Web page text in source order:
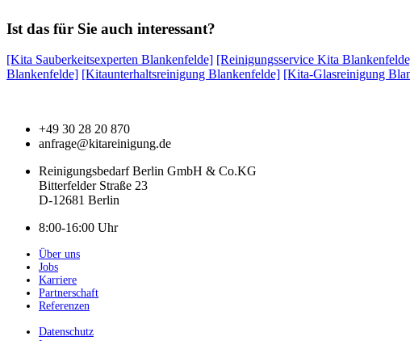
Ist das für Sie auch interessant?
[Kita Sauberkeitsexperten Blankenfelde] [Reinigungsservice Kita
Blankenfelde] [Kitaunterhaltsreinigung Blankenfelde] [Kita-Glasreinigung
+49 30 28 20 870
anfrage@kitareinigung.de
Reinigungsbedarf Berlin GmbH & Co.KG
Bitterfelder Straße 23
D-12681 Berlin
8:00-16:00 Uhr
Über uns
Jobs
Karriere
Partnerschaft
Referenzen
Datenschutz